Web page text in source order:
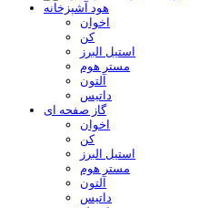
هود آشپزخانه
اخوان
کن
استیل البرز
مستر هوم
آلتون
داتیس
گاز صفحه ای
اخوان
کن
استیل البرز
مستر هوم
آلتون
داتیس